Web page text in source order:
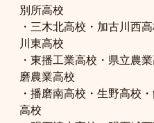
別所高校
・三木北高校・加古川西
川東高校
・東播工業高校・県立農
磨農業高校
・播磨南高校・生野高校
高校